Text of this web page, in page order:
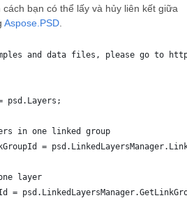
bạn có thể lấy và hủy liên kết giữa
Aspose.PSD
and data files, please go to
psd.Layers;
in one linked group
=
layer
=